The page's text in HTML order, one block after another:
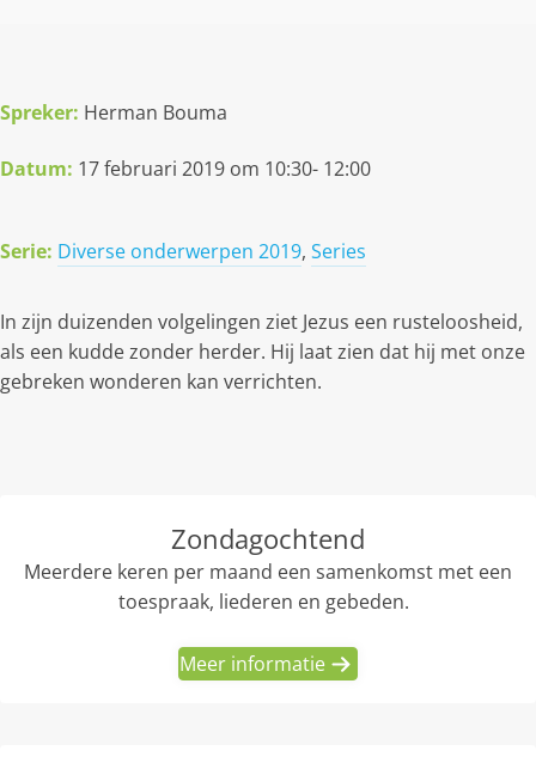
Spreker: Herman Bouma
Datum: 17 februari 2019 om 10:30- 12:00
Serie: Diverse onderwerpen 2019, Series
In zijn duizenden volgelingen ziet Jezus een rusteloosheid,
als een kudde zonder herder. Hij laat zien dat hij met onze
gebreken wonderen kan verrichten.
Zondagochtend
Meerdere keren per maand een samenkomst met een
toespraak, liederen en gebeden.
Meer informatie